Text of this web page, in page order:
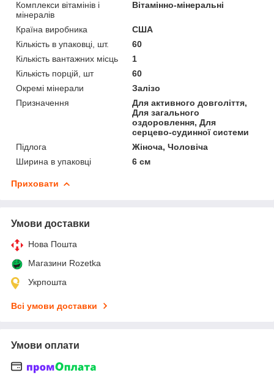
Комплекси вітамінів і
мінералів
Вітамінно-мінеральні
Країна виробника
США
Кількість в упаковці, шт.
60
Кількість вантажних місць
1
Кількість порцій, шт
60
Окремі мінерали
Залізо
Призначення
Для активного довголіття,
Для загального
оздоровлення, Для
серцево-судинної системи
Підлога
Жіноча, Чоловіча
Ширина в упаковці
6 см
Приховати
Умови доставки
Нова Пошта
Магазини Rozetka
Укрпошта
Всі умови доставки
Умови оплати